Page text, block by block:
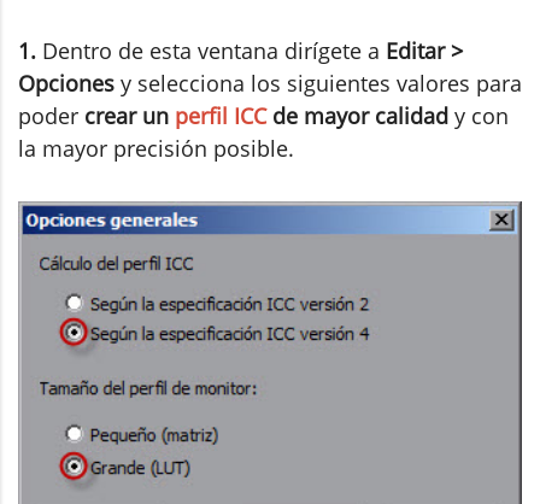
1. Dentro de esta ventana dirígete a Editar >
Opciones y selecciona los siguientes valores para
poder crear un perfil ICCde mayor calidad y con
la mayor precisión posible.